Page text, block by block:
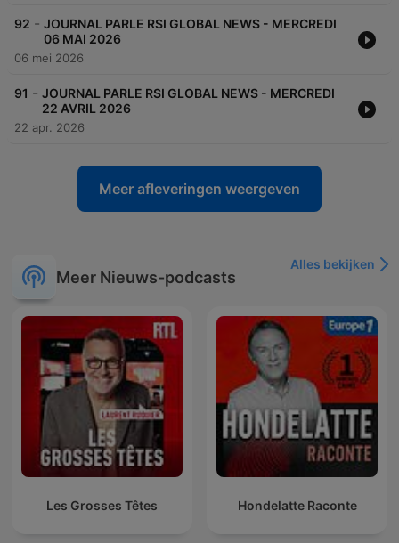
92 - JOURNAL PARLE RSI GLOBAL NEWS - MERCREDI
06 MAI 2026
06 mei 2026
91 - JOURNAL PARLE RSI GLOBAL NEWS - MERCREDI
22 AVRIL 2026
22 apr. 2026
Meer afleveringen weergeven
Meer Nieuws-podcasts
Alles bekijken
Les Grosses Têtes Hondelatte Raconte